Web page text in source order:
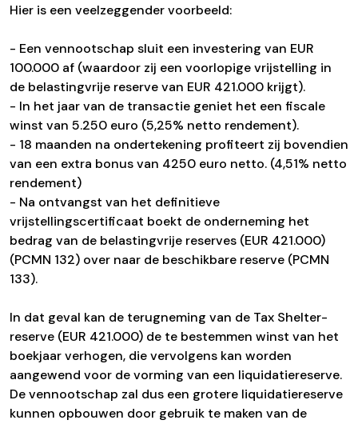
Hier is een veelzeggender voorbeeld:
- Een vennootschap sluit een investering van EUR
100.000 af (waardoor zij een voorlopige vrijstelling in
de belastingvrije reserve van EUR 421.000 krijgt).
- In het jaar van de transactie geniet het een fiscale
winst van 5.250 euro (5,25% netto rendement).
- 18 maanden na ondertekening profiteert zij bovendien
van een extra bonus van 4250 euro netto. (4,51% netto
rendement)
- Na ontvangst van het definitieve
vrijstellingscertificaat boekt de onderneming het
bedrag van de belastingvrije reserves (EUR 421.000)
(PCMN 132) over naar de beschikbare reserve (PCMN
133).
In dat geval kan de terugneming van de Tax Shelter-
reserve (EUR 421.000) de te bestemmen winst van het
boekjaar verhogen, die vervolgens kan worden
aangewend voor de vorming van een liquidatiereserve.
De vennootschap zal dus een grotere liquidatiereserve
kunnen opbouwen door gebruik te maken van de